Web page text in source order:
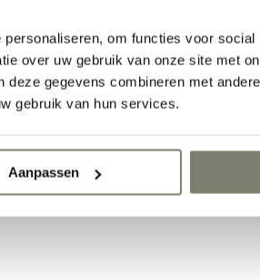
om functies voor
over uw gebruik van onze site met
gegevens combineren met
gebruik van hun services.
Aanpassen